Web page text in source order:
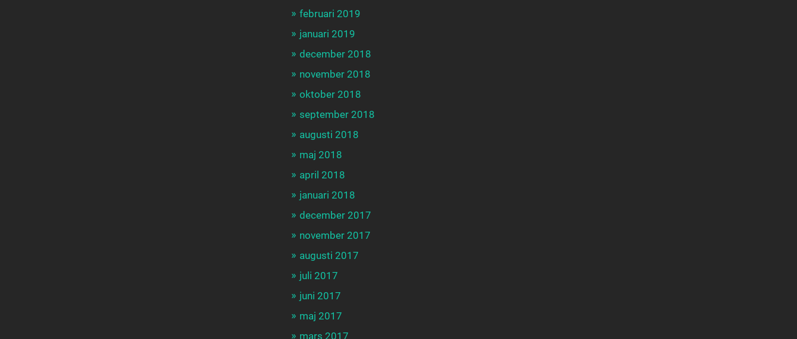
februari 2019
januari 2019
december 2018
november 2018
oktober 2018
september 2018
augusti 2018
maj 2018
april 2018
januari 2018
december 2017
november 2017
augusti 2017
juli 2017
juni 2017
maj 2017
mars 2017